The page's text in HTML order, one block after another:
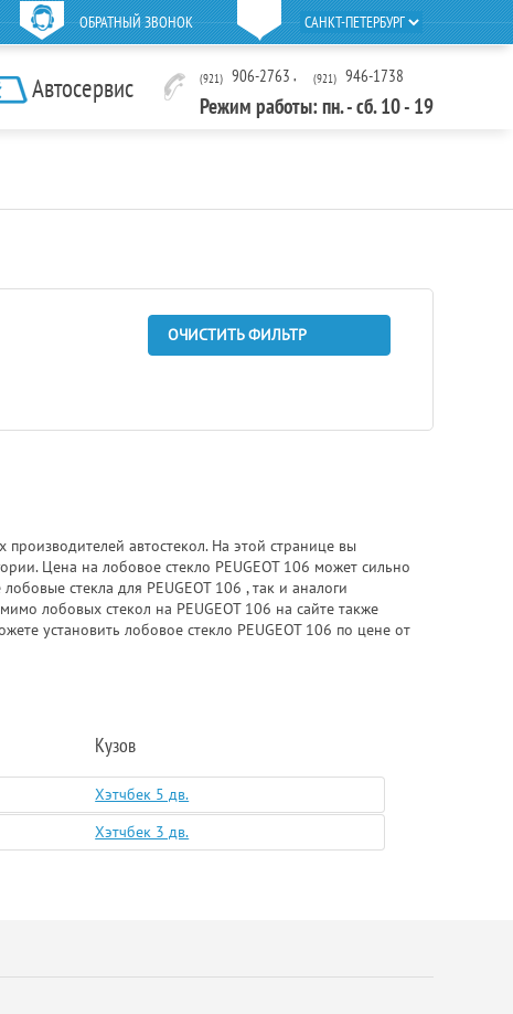
ОБРАТНЫЙ ЗВОНОК
Автосервис (921) 906-2763 , (921) 946-1738
Режим работы: пн. - сб. 10 - 19
ОЧИСТИТЬ ФИЛЬТР
автостекол. На этой странице вы
Цена на лобовое стекло PEUGEOT 106 может сильно
стекла для PEUGEOT 106 , так и аналоги
лобовых стекол на PEUGEOT 106 на сайте также
установить лобовое стекло PEUGEOT 106 по цене от
Кузов
Хэтчбек 5 дв.
Хэтчбек 3 дв.